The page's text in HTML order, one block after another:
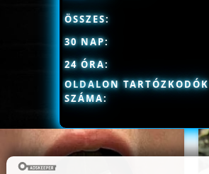
OLDALON TARTÓZKODÓK
SZÁMA:
ÖSSZES:
30 NAP:
24 ÓRA: